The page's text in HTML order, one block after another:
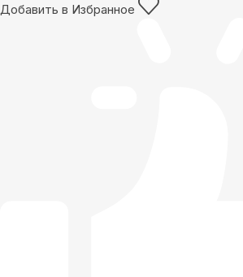
Добавить в Избранное